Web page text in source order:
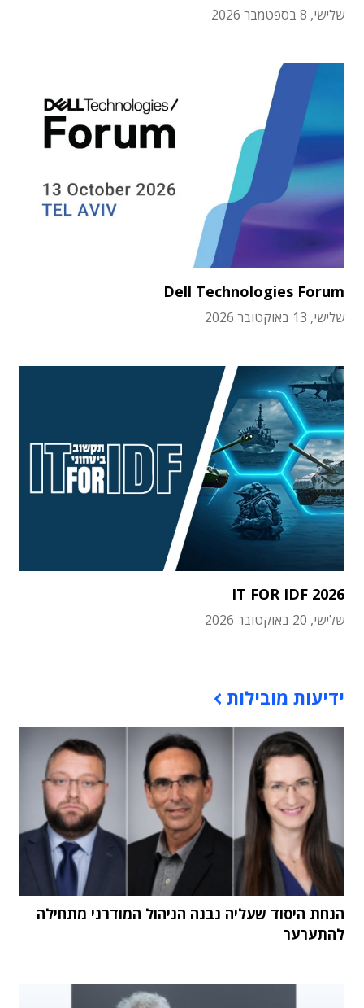
שלישי, 8 בספטמבר 2026
Dell Technologies Forum
שלישי, 13 באוקטובר 2026
IT FOR IDF 2026
שלישי, 20 באוקטובר 2026
ידיעות מובילות
הנחת היסוד שעליה נבנה הניהול המודרני מתחילה
להתערער